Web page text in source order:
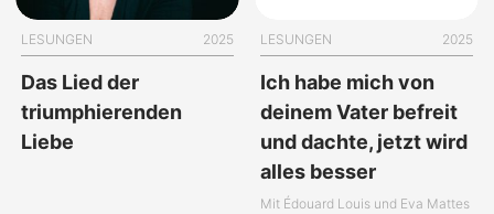
LESUNGEN 2025
Das Lied der
triumphierenden
Liebe
LESUNGEN 2025
Ich habe mich von
deinem Vater befreit
und dachte, jetzt wird
alles besser
Mit Édouard Louis und Eva Mattes